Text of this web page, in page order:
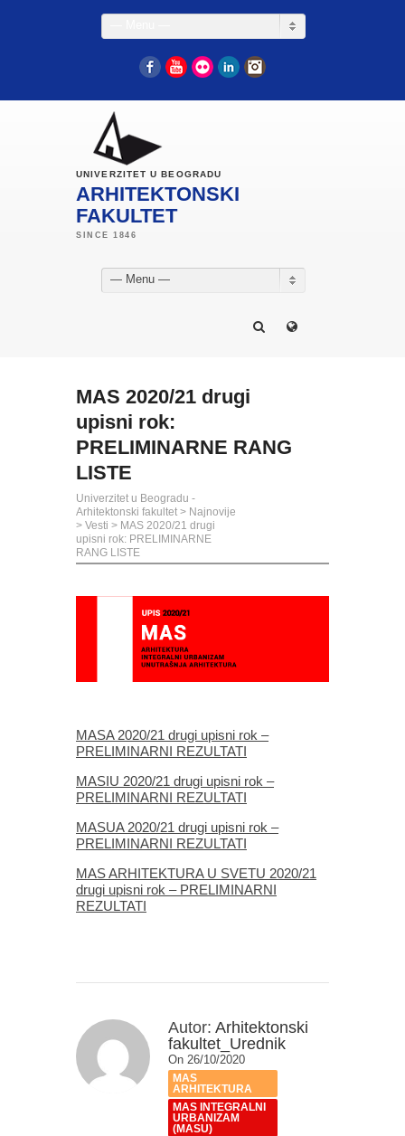
FacebookYouTube
Flickr LinkedIn
UNIVERZITET U BEOGRADU
ARHITEKTONSKI
FAKULTET
— Menu —
MAS 2020/21 drugi
upisni rok:
PRELIMINARNE RANG
LISTE
Univerzitet u Beogradu -
Arhitektonski fakultet > Najnovije
> Vesti > MAS 2020/21 drugi
upisni rok: PRELIMINARNE
RANG LISTE
MASA 2020/21 drugi upisni rok –
PRELIMINARNI REZULTATI
MASIU 2020/21 drugi upisni rok –
PRELIMINARNI REZULTATI
MASUA 2020/21 drugi upisni rok –
PRELIMINARNI REZULTATI
MAS ARHITEKTURA U SVETU 2020/21
drugi upisni rok – PRELIMINARNI
REZULTATI
Autor: Arhitektonski
fakultet_Urednik
On 26/10/2020
MAS
ARHITEKTURA
MAS INTEGRALNI
URBANIZAM
(MASU)